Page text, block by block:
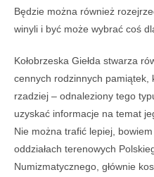
Będzie można również
winyli i być może wybrać coś
Kołobrzeska Giełda stwarza
cennych rodzinnych pamiątek,
rzadziej – odnaleziony tego
uzyskać informacje na temat
Nie można trafić lepiej,
oddziałach terenowych
Numizmatycznego, głównie